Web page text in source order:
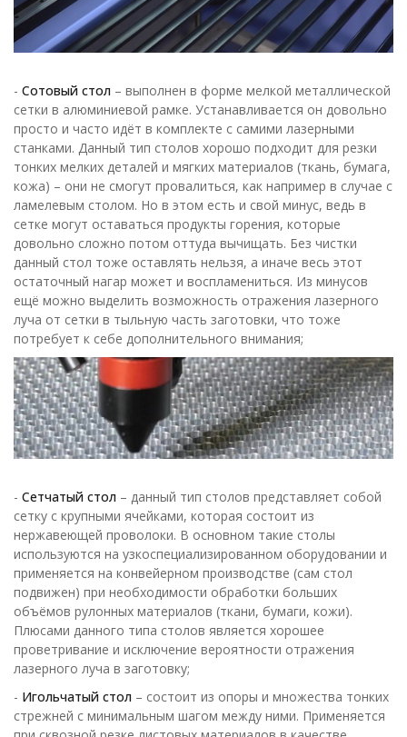
- Сотовый стол – выполнен в форме мелкой металлической
сетки в алюминиевой рамке. Устанавливается он довольно
просто и часто идёт в комплекте с самими лазерными
станками. Данный тип столов хорошо подходит для резки
тонких мелких деталей и мягких материалов (ткань, бумага,
кожа) – они не смогут провалиться, как например в случае с
ламелевым столом. Но в этом есть и свой минус, ведь в
сетке могут оставаться продукты горения, которые
довольно сложно потом оттуда вычищать. Без чистки
данный стол тоже оставлять нельзя, а иначе весь этот
остаточный нагар может и воспламениться. Из минусов
ещё можно выделить возможность отражения лазерного
луча от сетки в тыльную часть заготовки, что тоже
потребует к себе дополнительного внимания;
- Сетчатый стол – данный тип столов представляет собой
сетку с крупными ячейками, которая состоит из
нержавеющей проволоки. В основном такие столы
используются на узкоспециализированном оборудовании и
применяется на конвейерном производстве (сам стол
подвижен) при необходимости обработки больших
объёмов рулонных материалов (ткани, бумаги, кожи).
Плюсами данного типа столов является хорошее
проветривание и исключение вероятности отражения
лазерного луча в заготовку;
- Игольчатый стол – состоит из опоры и множества тонких
стрежней с минимальным шагом между ними. Применяется